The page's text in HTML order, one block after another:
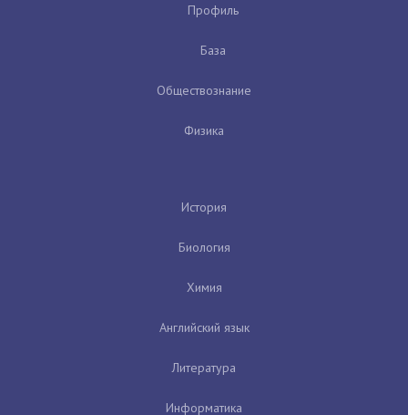
Профиль
База
Обществознание
Физика
История
Биология
Химия
Английский язык
Литература
Информатика